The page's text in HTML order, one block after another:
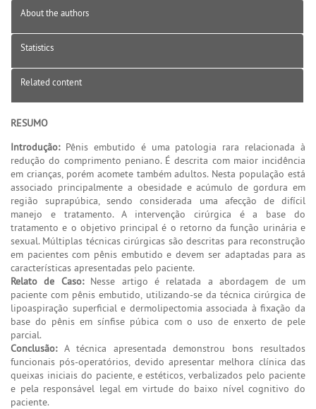
About the authors
Statistics
Related content
RESUMO
Introdução:Pênis embutido é uma patologia rara relacionada à
redução do comprimento peniano. É descrita com maior incidência
em crianças, porém acomete também adultos. Nesta população está
associado principalmente a obesidade e acúmulo de gordura em
região suprapúbica, sendo considerada uma afecção de difícil
manejo e tratamento. A intervenção cirúrgica é a base do
tratamento e o objetivo principal é o retorno da função urinária e
sexual. Múltiplas técnicas cirúrgicas são descritas para reconstrução
em pacientes com pênis embutido e devem ser adaptadas para as
características apresentadas pelo paciente.
Relato de Caso:Nesse artigo é relatada a abordagem de um
paciente com pênis embutido, utilizando-se da técnica cirúrgica de
lipoaspiração superficial e dermolipectomia associada à fixação da
base do pênis em sínfise púbica com o uso de enxerto de pele
parcial.
Conclusão:A técnica apresentada demonstrou bons resultados
funcionais pós-operatórios, devido apresentar melhora clínica das
queixas iniciais do paciente, e estéticos, verbalizados pelo paciente
e pela responsável legal em virtude do baixo nível cognitivo do
paciente.